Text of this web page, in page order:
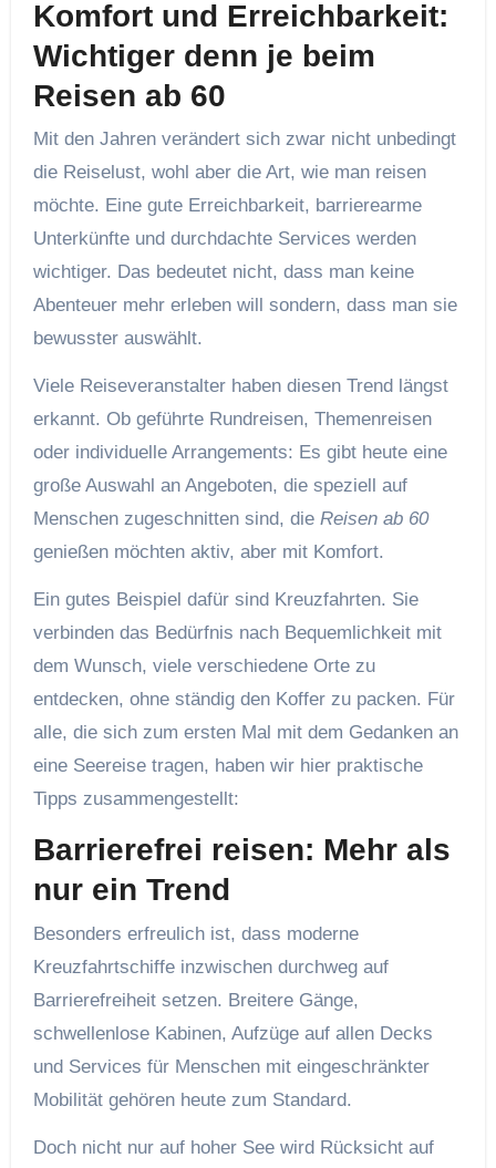
Komfort und Erreichbarkeit:
Wichtiger denn je beim
Reisen ab 60
Mit den Jahren verändert sich zwar nicht unbedingt
die Reiselust, wohl aber die Art, wie man reisen
möchte. Eine gute Erreichbarkeit, barrierearme
Unterkünfte und durchdachte Services werden
wichtiger. Das bedeutet nicht, dass man keine
Abenteuer mehr erleben will sondern, dass man sie
bewusster auswählt.
Viele Reiseveranstalter haben diesen Trend längst
erkannt. Ob geführte Rundreisen, Themenreisen
oder individuelle Arrangements: Es gibt heute eine
große Auswahl an Angeboten, die speziell auf
Menschen zugeschnitten sind, die Reisen ab 60
genießen möchten aktiv, aber mit Komfort.
Ein gutes Beispiel dafür sind Kreuzfahrten. Sie
verbinden das Bedürfnis nach Bequemlichkeit mit
dem Wunsch, viele verschiedene Orte zu
entdecken, ohne ständig den Koffer zu packen. Für
alle, die sich zum ersten Mal mit dem Gedanken an
eine Seereise tragen, haben wir hier praktische
Tipps zusammengestellt:
Barrierefrei reisen: Mehr als
nur ein Trend
Besonders erfreulich ist, dass moderne
Kreuzfahrtschiffe inzwischen durchweg auf
Barrierefreiheit setzen. Breitere Gänge,
schwellenlose Kabinen, Aufzüge auf allen Decks
und Services für Menschen mit eingeschränkter
Mobilität gehören heute zum Standard.
Doch nicht nur auf hoher See wird Rücksicht auf